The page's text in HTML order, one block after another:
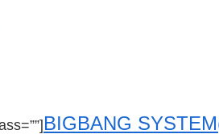
BIGBANG